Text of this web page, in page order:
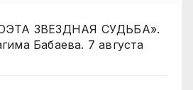
ЗВЕЗДНАЯ СУДЬБА».
Бабаева. 7 августа